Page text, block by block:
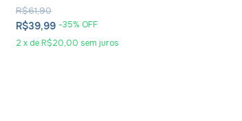
R$39,99 -35% OFF
2 x de R$20,00 sem juros
R$61,90